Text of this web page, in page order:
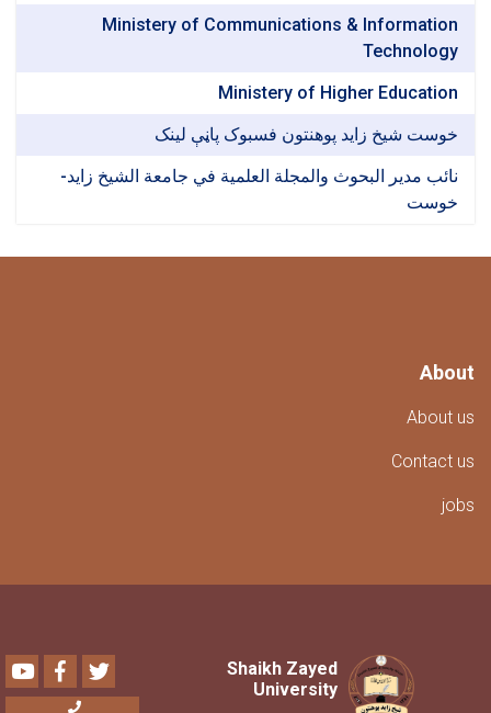
Ministery of Communications &
Ministery of Higher
شیخ زاید پوهنتون فسبوک پاڼې لینک
مدير البحوث والمجلة العلمية في جامعة الشيخ زايد-
Shaikh Zayed
University
Youtube
Facebook